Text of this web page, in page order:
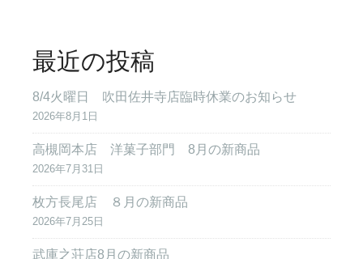
最近の投稿
8/4火曜日 吹田佐井寺店臨時休業のお知らせ
2026年8月1日
高槻岡本店 洋菓子部門 8月の新商品
2026年7月31日
枚方長尾店 ８月の新商品
2026年7月25日
武庫之荘店8月の新商品